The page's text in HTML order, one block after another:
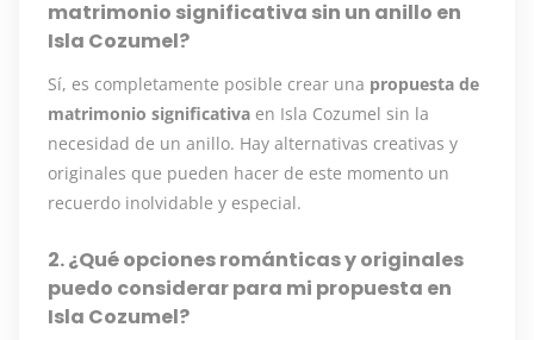
matrimonio significativa sin un anillo en
Isla Cozumel?
Sí, es completamente posible crear una propuesta de
matrimonio significativa en Isla Cozumel sin la
necesidad de un anillo. Hay alternativas creativas y
originales que pueden hacer de este momento un
recuerdo inolvidable y especial.
2. ¿Qué opciones románticas y originales
puedo considerar para mi propuesta en
Isla Cozumel?